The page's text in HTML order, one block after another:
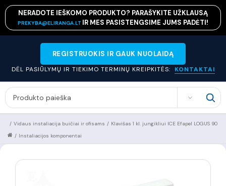
NERADOTE IEŠKOMO PRODUKTO? PARAŠYKITE UŽKLAUSĄ
PREKYBA@ELIRANGA.LT IR MES PASISTENGSIME JUMS PADĖTI!
REGISTRUOKIS IR GAUK NUOLAIDĄ
DĖL PASIŪLYMŲ IR TIEKIMO TERMINŲ KREIPKITĖS: KONTAKTAI
SEARCH
Klavišas 1 kl. jungikliui ICE Efapel LOGUS 90
/
Vidaus instaliacija buičiai ir ofisams
/
Instaliacijos komponentai
/